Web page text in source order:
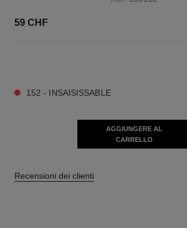
59 CHF
152 - INSAISISSABLE
AGGIUNGERE AL
CARRELLO
Recensioni dei clienti